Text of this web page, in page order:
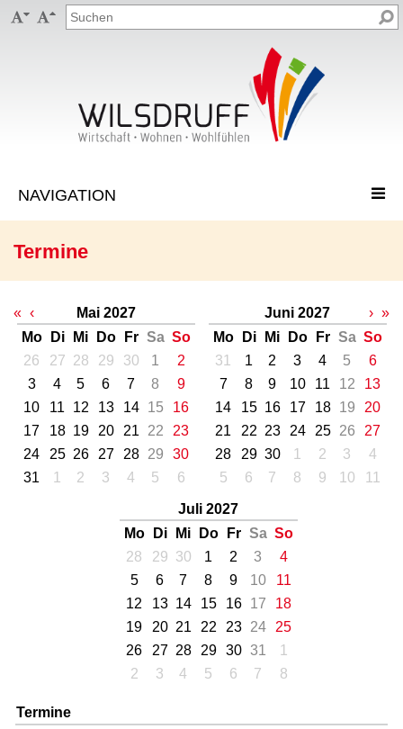
 
Termine
« ‹
Mai 2027
Mo
Di Mi Do Fr Sa So
26
27 28 29 30 1
2
3
4 5 6 7 8
9
10
11 12 13 14 15
16
17
18 19 20 21 22
23
24
25 26 27 28 29
30
31
1 2 3 4 5 6
Juni 2027
Mo
Di Mi Do Fr Sa So
31
1 2 3 4 5
6
7
8 9 10 11 12
13
14
15 16 17 18 19
20
21
22 23 24 25 26
27
28
29 30 1 2 3
4
5
6 7 8 9 10 11
Juli 2027
Mo
Di Mi Do Fr Sa So
28
29 30 1 2 3
4
5
6 7 8 9 10
11
12
13 14 15 16 17
18
19
20 21 22 23 24
25
26
27 28 29 30 31
1
2
3 4 5 6 7 8
› »
Termine